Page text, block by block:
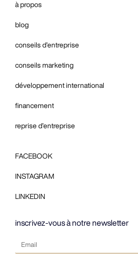
à propos
blog
conseils d’entreprise
conseils marketing
développement international
financement
reprise d’entreprise
FACEBOOK
INSTAGRAM
LINKEDIN
inscrivez-vous à notre newsletter